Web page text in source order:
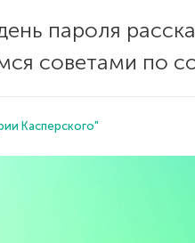
пароля
советами по
Касперского"